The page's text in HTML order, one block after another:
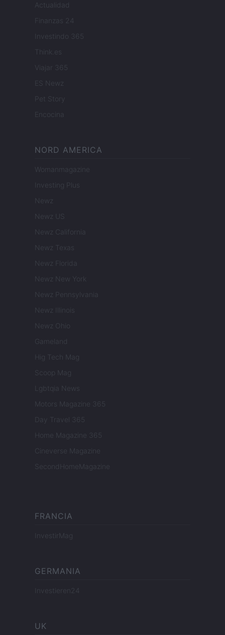
Actualidad
Finanzas 24
Investindo 365
Think.es
Viajar 365
ES Newz
Pet Story
Encocina
NORD AMERICA
Womanmagazine
Investing Plus
Newz
Newz US
Newz California
Newz Texas
Newz Florida
Newz New York
Newz Pennsylvania
Newz Illinois
Newz Ohio
Gameland
Hig Tech Mag
Scoop Mag
Lgbtqia News
Motors Magazine 365
Day Travel 365
Home Magazine 365
Cineverse Magazine
SecondHomeMagazine
FRANCIA
InvestirMag
GERMANIA
Investieren24
UK